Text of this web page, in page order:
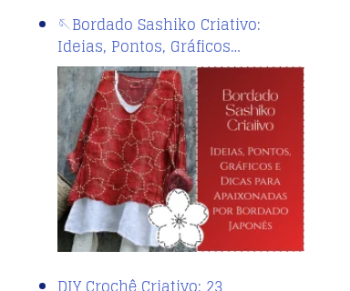
🪡Bordado Sashiko Criativo:
Ideias, Pontos, Gráficos…